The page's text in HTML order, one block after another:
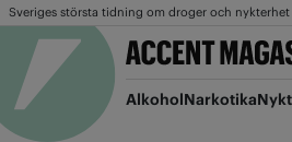
Sveriges största tidning om droger och nykterhet
AlkoholNarkotika